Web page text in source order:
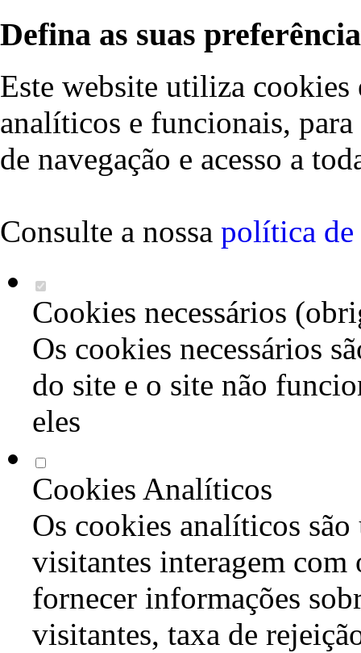
Defina as suas
Este website utiliza cookies
analíticos e funcionais,
de navegação e acesso a
Consulte a nossa política de
Cookies necessários
Os cookies necessários
do site e o site não
eles
Cookies Analíticos
Os cookies analíticos são
visitantes interagem com
fornecer informações
visitantes, taxa de